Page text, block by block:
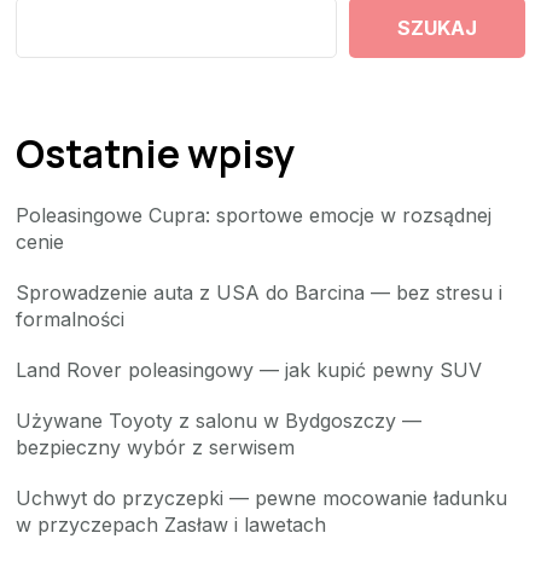
SZUKAJ
Ostatnie wpisy
Poleasingowe Cupra: sportowe emocje w rozsądnej
cenie
Sprowadzenie auta z USA do Barcina — bez stresu i
formalności
Land Rover poleasingowy — jak kupić pewny SUV
Używane Toyoty z salonu w Bydgoszczy —
bezpieczny wybór z serwisem
Uchwyt do przyczepki — pewne mocowanie ładunku
w przyczepach Zasław i lawetach